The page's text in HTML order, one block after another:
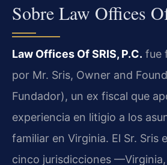
Sobre Law Offices
Law Offices Of SRIS, P.C. fue
por Mr. Sris, Owner and
Fundador), un ex fiscal que
experiencia en litigio a los
familiar en Virginia. El Sr. Sris
cinco jurisdicciones